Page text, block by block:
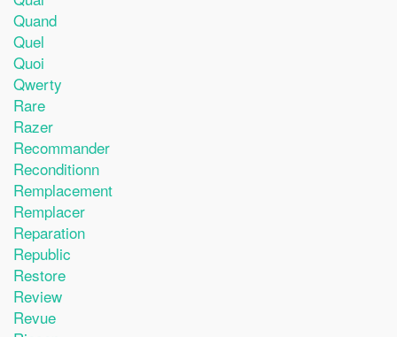
Quand
Quel
Quoi
Qwerty
Rare
Razer
Recommander
Reconditionn
Remplacement
Remplacer
Reparation
Republic
Restore
Review
Revue